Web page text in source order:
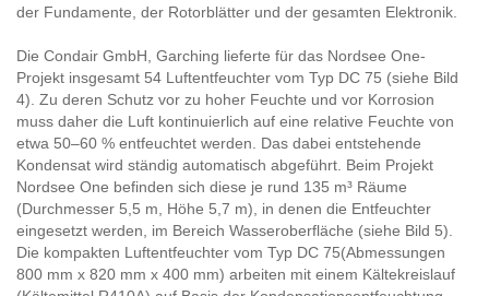
der Fundamente, der Rotorblätter und der gesamten Elektronik.
Die Condair GmbH, Garching lieferte für das Nordsee One-
Projekt insgesamt 54 Luftentfeuchter vom Typ DC 75 (siehe Bild
4). Zu deren Schutz vor zu hoher Feuchte und vor Korrosion
muss daher die Luft kontinuierlich auf eine relative Feuchte von
etwa 50–60 % entfeuchtet werden. Das dabei entstehende
Kondensat wird ständig automatisch abgeführt. Beim Projekt
Nordsee One befinden sich diese je rund 135 m³ Räume
(Durchmesser 5,5 m, Höhe 5,7 m), in denen die Entfeuchter
eingesetzt werden, im Bereich Wasseroberfläche (siehe Bild 5).
Die kompakten Luftentfeuchter vom Typ DC 75(Abmessungen
800 mm x 820 mm x 400 mm) arbeiten mit einem Kältekreislauf